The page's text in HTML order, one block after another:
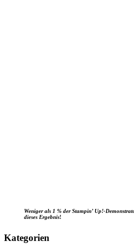
Weniger als 1 % der Stampin’ Up!-
dieses Ergebnis!
Kategorien